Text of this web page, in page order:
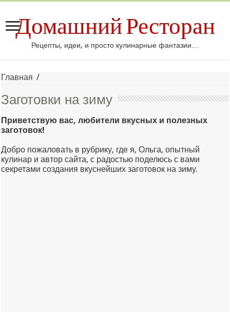
Домашний Ресторан
Рецепты, идеи, и просто кулинарные фантазии…
Главная /
Заготовки на зиму
Приветствую вас, любители вкусных и полезных
заготовок!
Добро пожаловать в рубрику, где я, Ольга, опытный
кулинар и автор сайта, с радостью поделюсь с вами
секретами создания вкуснейших заготовок на зиму.